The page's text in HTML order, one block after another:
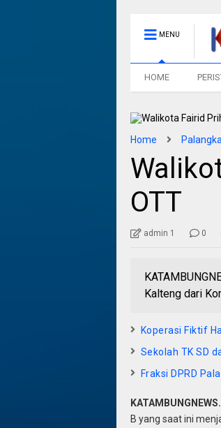
MENU
HOME
Home
OTT
admin 1 0
Kalteng dari
Koperasi Fiktif
Sekolah TK SD
Fraksi DPRD
B yang saat ini